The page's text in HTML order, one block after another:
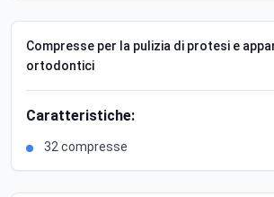
Compresse per la pulizia di protesi e
ortodontici
Caratteristiche:
32 compresse